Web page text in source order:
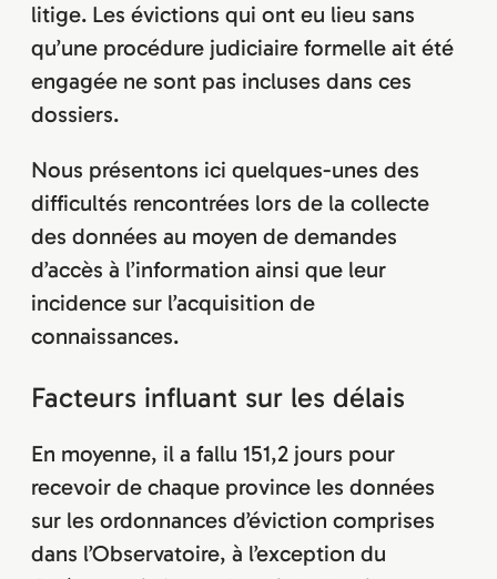
litige. Les évictions qui ont eu lieu sans
qu’une procédure judiciaire formelle ait été
engagée ne sont pas incluses dans ces
dossiers.
Nous présentons ici quelques-unes des
difficultés rencontrées lors de la collecte
des données au moyen de demandes
d’accès à l’information ainsi que leur
incidence sur l’acquisition de
connaissances.
Facteurs influant sur les délais
En moyenne, il a fallu 151,2 jours pour
recevoir de chaque province les données
sur les ordonnances d’éviction comprises
dans l’Observatoire, à l’exception du